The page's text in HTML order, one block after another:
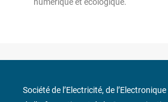
Société de l’Electricité, de